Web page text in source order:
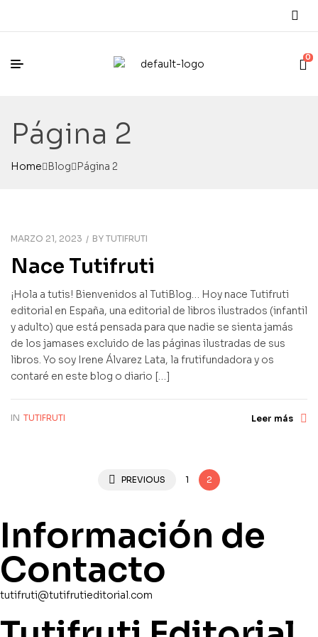
0
Página 2
Home Blog Página 2
MARZO 21, 2023 BY TUTIFRUTI
Nace Tutifruti
¡Hola a tutis! Bienvenidos al TutiBlog… Hoy nace Tutifruti
editorial en España, una editorial de libros ilustrados (infantil
y adulto) que está pensada para que nadie se sienta jamás
de los jamases excluido de las páginas ilustradas de sus
libros. Yo soy Irene Álvarez Lata, la frutifundadora y os
contaré en este blog o diario […]
IN TUTIFRUTI Leer más
PREVIOUS 1 2
Información de
Contacto
tutifruti@tutifrutieditorial.com